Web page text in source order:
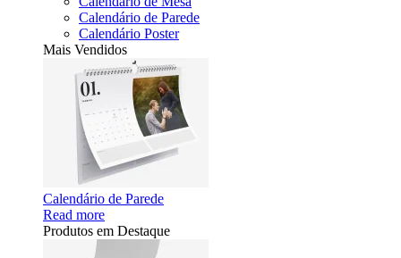
Calendário de Parede
Calendário Poster
Mais Vendidos
Calendário de Parede
Read more
Produtos em Destaque